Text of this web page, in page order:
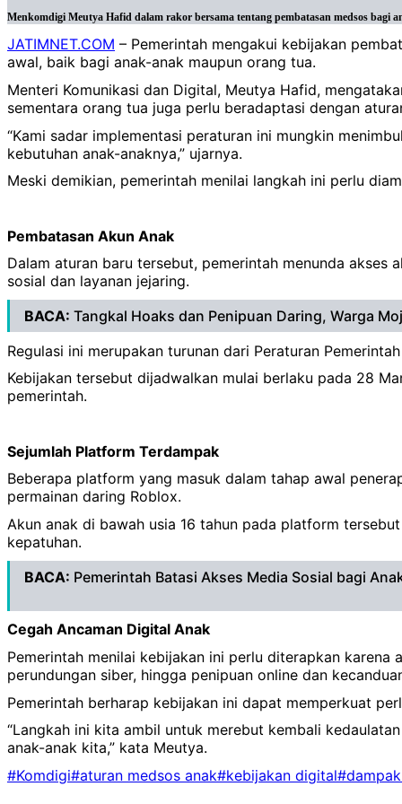
Menkomdigi Meutya Hafid dalam rakor bersama tentang pembatasan medsos bagi
JATIMNET.COM – Pemerintah mengakui kebijakan
awal, baik bagi anak-anak maupun orang tua.
Menteri Komunikasi dan Digital, Meutya Hafid,
sementara orang tua juga perlu beradaptasi dengan
“Kami sadar implementasi peraturan ini mungkin
kebutuhan anak-anaknya,” ujarnya.
Meski demikian, pemerintah menilai langkah ini perlu
Pembatasan Akun Anak
Dalam aturan baru tersebut, pemerintah menunda
sosial dan layanan jejaring.
BACA: Tangkal Hoaks dan Penipuan Daring, Warga
Regulasi ini merupakan turunan dari Peraturan
Kebijakan tersebut dijadwalkan mulai berlaku pada 28
pemerintah.
Sejumlah Platform Terdampak
Beberapa platform yang masuk dalam tahap awal
permainan daring Roblox.
Akun anak di bawah usia 16 tahun pada platform
kepatuhan.
BACA: Pemerintah Batasi Akses Media Sosial bagi
Cegah Ancaman Digital Anak
Pemerintah menilai kebijakan ini perlu diterapkan
perundungan siber, hingga penipuan online dan
Pemerintah berharap kebijakan ini dapat memperkuat
“Langkah ini kita ambil untuk merebut kembali
anak-anak kita,” kata Meutya.
#Komdigi#aturan medsos anak#kebijakan digital